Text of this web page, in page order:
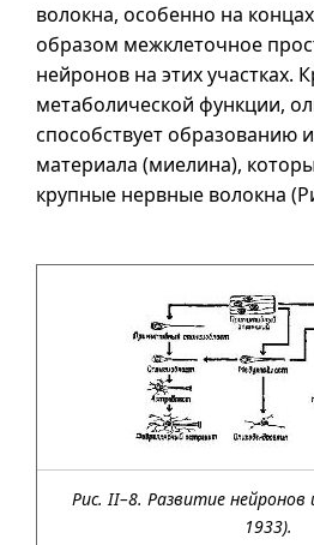
волокна, особенно на
образом межклеточное
нейронов на этих участках.
метаболической функции,
способствует образованию
материала (миелина),
крупные нервные волокна
Рис. II–8. Развитие нейронов
1933).